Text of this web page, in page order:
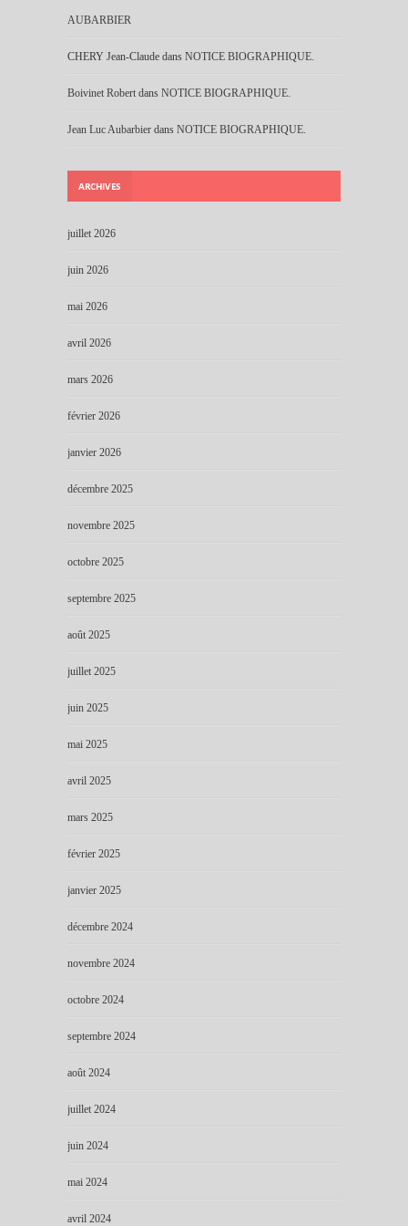
AUBARBIER
CHERY Jean-Claude dans NOTICE BIOGRAPHIQUE.
Boivinet Robert dans NOTICE BIOGRAPHIQUE.
Jean Luc Aubarbier dans NOTICE BIOGRAPHIQUE.
ARCHIVES
juillet 2026
juin 2026
mai 2026
avril 2026
mars 2026
février 2026
janvier 2026
décembre 2025
novembre 2025
octobre 2025
septembre 2025
août 2025
juillet 2025
juin 2025
mai 2025
avril 2025
mars 2025
février 2025
janvier 2025
décembre 2024
novembre 2024
octobre 2024
septembre 2024
août 2024
juillet 2024
juin 2024
mai 2024
avril 2024